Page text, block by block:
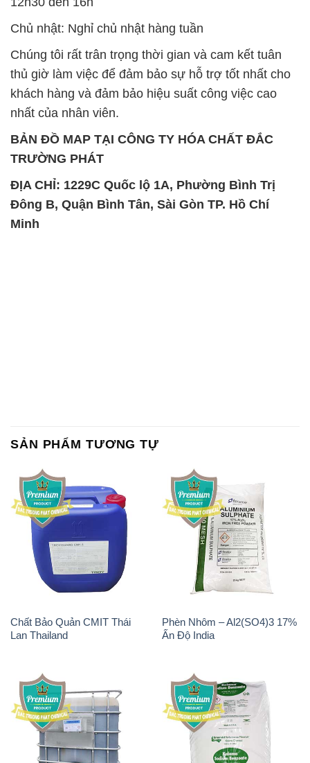
khách hàng và đảm bảo hiệu suất công việc cao
nhất của nhân viên.
BẢN ĐỒ MAP TẠI CÔNG TY HÓA CHẤT ĐẮC
TRƯỜNG PHÁT
ĐỊA CHỈ: 1229C Quốc lộ 1A, Phường Bình Trị
Đông B, Quận Bình Tân, Sài Gòn TP. Hồ Chí
Minh
Chất Bảo Quản CMIT Thái
Lan Thailand
Phèn Nhôm – Al2(SO4)3 17%
Ấn Độ India
Chất tạo bọt Las P Tico Tank
IBC Bồn Việt Nam
Sodium Benzoate – Mốc Bột
Kalama Food Grade Mỹ Usa